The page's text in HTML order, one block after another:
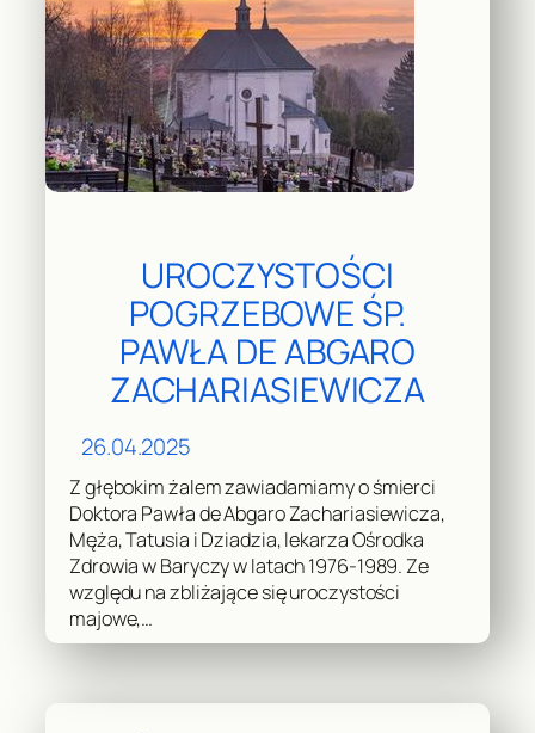
UROCZYSTOŚCI
POGRZEBOWE ŚP.
PAWŁA DE ABGARO
ZACHARIASIEWICZA
26.04.2025
Z głębokim żalem zawiadamiamy o śmierci
Doktora Pawła de Abgaro Zachariasiewicza,
Męża, Tatusia i Dziadzia, lekarza Ośrodka
Zdrowia w Baryczy w latach 1976-1989. Ze
względu na zbliżające się uroczystości
majowe,…